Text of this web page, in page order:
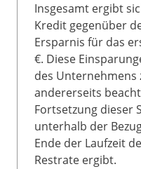
Insgesamt ergibt
Kredit gegenüber
Ersparnis für das
€. Diese
des Unternehmens
andererseits
Fortsetzung dieser
unterhalb der
Ende der Laufzeit
Restrate ergibt.